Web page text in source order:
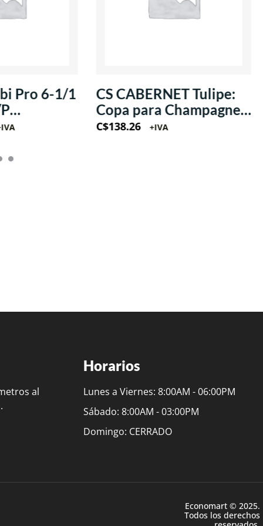
Pro 6-1/1
CS CABERNET Tulipe:
Copa para Champagne
estilo Flauta 8oz
C$138.26 +IVA
al
Horarios
Lunes a Viernes: 8:00AM - 06:00PM
Sábado: 8:00AM - 03:00PM
Domingo: CERRADO
Economart © 2025.
Todos los derechos